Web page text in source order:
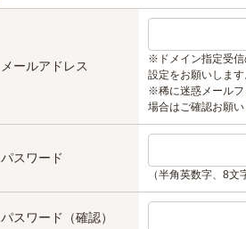
メールアドレス ※ドメイン指定受信
設定をお願いします
※稀に迷惑メールフ
場合はご確認お願い
パスワード
（半角英数字、8文
パスワード（確認）